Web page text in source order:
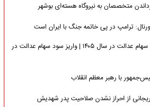
متخصصان به نیروگاه هسته‌ای بوشهر
ترامپ در پی خاتمه جنگ با ایران است
خبر خوش واریز سود سهام عدالت در سال ۱۴۰۵ | واریز سود سهام عدالت در
با رهبر معظم انقلاب
از احراز نشدن صلاحیت پدر شهدیش